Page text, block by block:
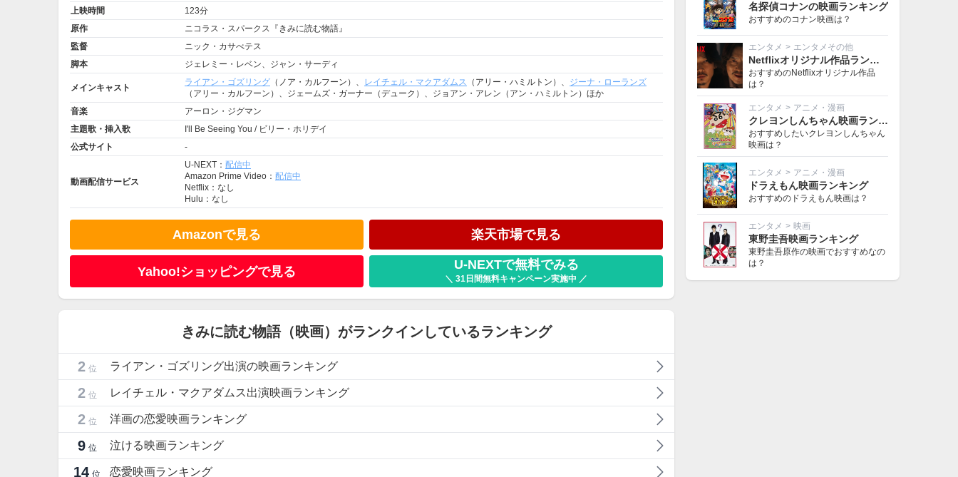
上映時間
123分
原作
ニコラス・スパークス『きみに読む物語』
監督
ニック・カサべテス
脚本
ジェレミー・レベン、ジャン・サーディ
メインキャスト
ライアン・ゴズリング （ノア・カルフーン）、 レイチェル・マクアダムス （アリー・ハミルトン）、 ジーナ・ローランズ
（アリー・カルフーン）、ジェームズ・ガーナー（デューク）、ジョアン・アレン（アン・ハミルトン）ほか
音楽
アーロン・ジグマン
主題歌・挿入歌
I'll Be Seeing You / ビリー・ホリデイ
公式サイト
-
動画配信サービス
U-NEXT： 配信中
Amazon Prime Video： 配信中
Netflix：なし
Hulu：なし
Amazonで見る 楽天市場で見る
Yahoo!ショッピングで見る U-NEXTで無料でみる
＼ 31日間無料キャンペーン実施中 ／
きみに読む物語（映画）がランクインしているランキング
2 位 ライアン・ゴズリング出演の映画ランキング
2 位 レイチェル・マクアダムス出演映画ランキング
2 位 洋画の恋愛映画ランキング
9 位 泣ける映画ランキング
14 位 恋愛映画ランキング
名探偵コナンの映画ランキング
おすすめのコナン映画は？
エンタメ > エンタメその他
Netflixオリジナル作品ランキング
おすすめのNetflixオリジナル作品
は？
エンタメ > アニメ・漫画
クレヨンしんちゃん映画ランキング
おすすめしたいクレヨンしんちゃん
映画は？
エンタメ > アニメ・漫画
ドラえもん映画ランキング
おすすめのドラえもん映画は？
エンタメ > 映画
東野圭吾映画ランキング
東野圭吾原作の映画でおすすめなの
は？